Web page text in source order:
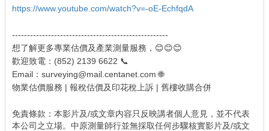
https://www.youtube.com/watch?v=-oE-EchfqdA
----------------------------------------------------
想了解更多專業估價及產業測量服務，😊😊😊
歡迎致電：(852) 2139 6622 📞
Email：surveying@mail.centanet.com 🌐
物業估價服務 | 報稅估價及印花稅上訴 | 舊樓收購合併
免責條款：本影片及/或文章内容只反映講者個人意見，並不代表
本公司之立場。中原測量師行並無採取任何步驟核實影片及/或文